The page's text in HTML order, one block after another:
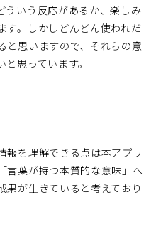
ういう反応があるか、楽しみ
す。しかしどんどん使われだ
と思いますので、それらの意
思っています。
報を理解できる点は本アプリ
言葉が持つ本質的な意味」へ
果が生きていると考えており